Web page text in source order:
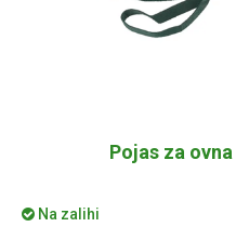
Pojas za
Na zalihi